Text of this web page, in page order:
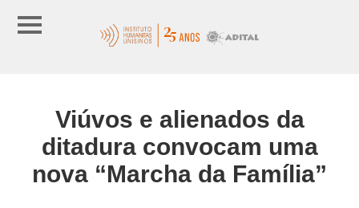
Viúvos e alienados da
ditadura convocam uma
nova “Marcha da Família”